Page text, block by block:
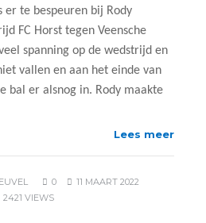
er te bespeuren bij Rody
FC Horst tegen Veensche
spanning op de wedstrijd en
vallen en aan het einde van
bal er alsnog in. Rody maakte
Lees meer
0
11 MAART 2022
2421 VIEWS